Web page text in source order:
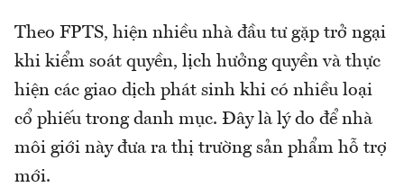
Theo FPTS, hiện nhiều nhà đầu tư gặp trở ngại
khi kiểm soát quyền, lịch hưởng quyền và thực
hiện các giao dịch phát sinh khi có nhiều loại
cổ phiếu trong danh mục. Đây là lý do để nhà
môi giới này đưa ra thị trường sản phẩm hỗ trợ
mới.